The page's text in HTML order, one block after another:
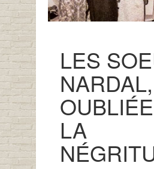
LES
LA